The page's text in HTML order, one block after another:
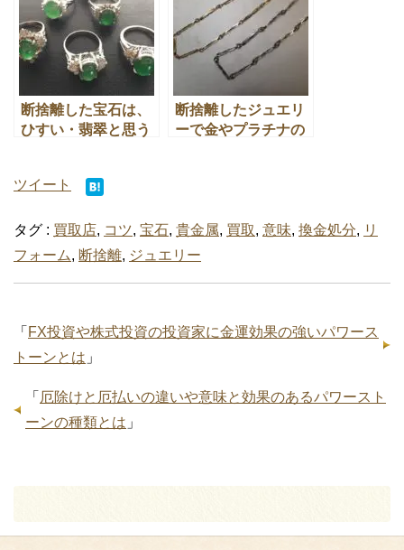
断捨離した宝石は、
ひすい・翡翠と思う
断捨離したジュエリ
ーで金やプラチナの
ツイート
タグ : 買取店, コツ, 宝石, 貴金属, 買取, 意味, 換金処分, リ
フォーム, 断捨離, ジュエリー
「 FX投資や株式投資の投資家に金運効果の強いパワース
トーンとは 」
「 厄除けと厄払いの違いや意味と効果のあるパワースト
ーンの種類とは 」